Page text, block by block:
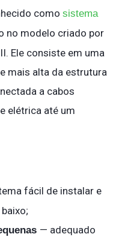
como sistema
no modelo criado por
Ele consiste em uma
mais alta da estrutura
a cabos
elétrica até um
fácil de instalar e
— adequado